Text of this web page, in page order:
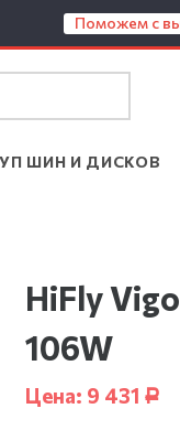
Поможем с
ШИН И ДИСКОВ
HiFly
106W
Цена: 9 431 Р